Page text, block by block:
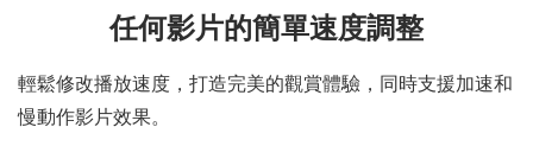
任何影片的簡單速度調整
輕鬆修改播放速度，打造完美的觀賞體驗，同時支援加速和
慢動作影片效果。